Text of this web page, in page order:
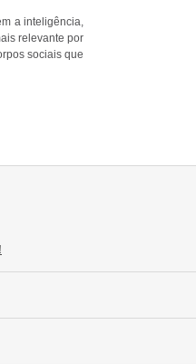
a inteligência,
relevante por
sociais que